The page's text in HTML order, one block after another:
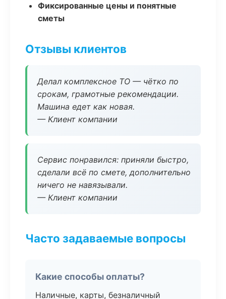
Фиксированные цены и понятные
сметы
Отзывы клиентов
Делал комплексное ТО — чётко по
срокам, грамотные рекомендации.
Машина едет как новая.
— Клиент компании
Сервис понравился: приняли быстро,
сделали всё по смете, дополнительно
ничего не навязывали.
— Клиент компании
Часто задаваемые вопросы
Какие способы оплаты?
Наличные, карты, безналичный